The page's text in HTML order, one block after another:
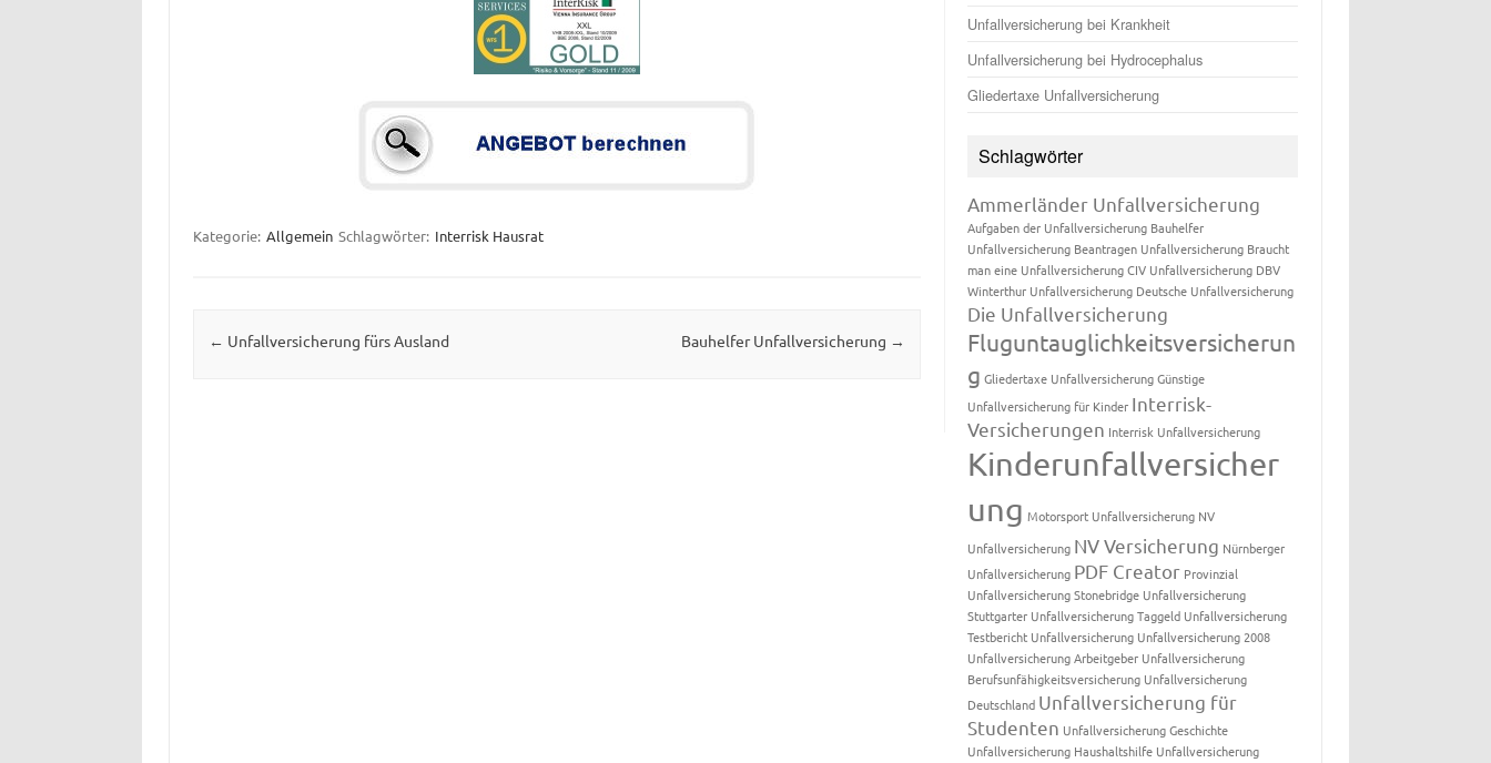
Kategorie: Allgemein Schlagwörter: Interrisk Hausrat
Beitrags-Navigation
← Unfallversicherung fürs Ausland Bauhelfer Unfallversicherung →
Unfallversicherung bei Krankheit
Unfallversicherung bei Hydrocephalus
Gliedertaxe Unfallversicherung
Schlagwörter
Ammerländer Unfallversicherung
Aufgaben der Unfallversicherung Bauhelfer
Unfallversicherung Beantragen Unfallversicherung Braucht
man eine Unfallversicherung CIV Unfallversicherung DBV
Winterthur Unfallversicherung Deutsche Unfallversicherung
Die Unfallversicherung
Fluguntauglichkeitsversicherun
g Gliedertaxe Unfallversicherung Günstige
Unfallversicherung für Kinder Interrisk-
Versicherungen Interrisk Unfallversicherung
Kinderunfallversicher
ung Motorsport Unfallversicherung NV
Unfallversicherung NV Versicherung Nürnberger
Unfallversicherung PDF Creator Provinzial
Unfallversicherung Stonebridge Unfallversicherung
Stuttgarter Unfallversicherung Taggeld Unfallversicherung
Testbericht Unfallversicherung Unfallversicherung 2008
Unfallversicherung Arbeitgeber Unfallversicherung
Berufsunfähigkeitsversicherung Unfallversicherung
Deutschland Unfallversicherung für
Studenten Unfallversicherung Geschichte
Unfallversicherung Haushaltshilfe Unfallversicherung